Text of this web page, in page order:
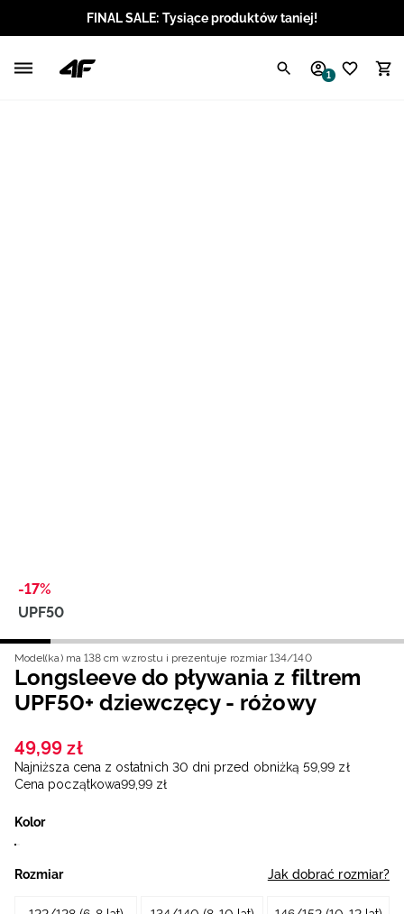
FINAL SALE: Tysiące produktów taniej!
1
-17%
UPF50
Model(ka) ma 138 cm wzrostu i prezentuje rozmiar 134/140
Longsleeve do pływania z filtrem
UPF50+ dziewczęcy - różowy
49,99 zł
Najniższa cena z ostatnich 30 dni przed obniżką 59,99 zł
Cena początkowa99,99 zł
Kolor
Rozmiar Jak dobrać rozmiar?